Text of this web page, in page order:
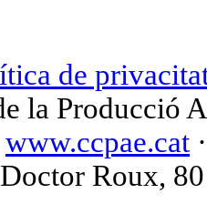
de
la Producció
www.ccpae.cat
Roux,